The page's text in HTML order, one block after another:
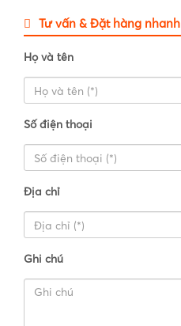
Tư vấn & Đặt hàng nhanh
Họ và tên
Số điện thoại
Địa chỉ
Ghi chú